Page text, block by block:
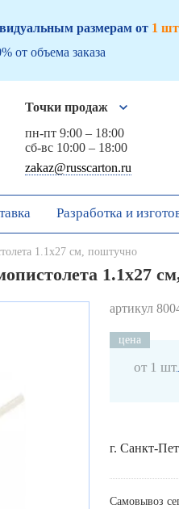
размерам от 1
от объема заказа
Точки продаж
пн-пт 9:00 – 18:00
сб-вс 10:00 – 18:00
zakaz@russcarton.ru
Разработка и
1.1х27 см, поштучно
1.1х27
артикул
цена
от 1 шт
г. Санкт-
Самовывоз